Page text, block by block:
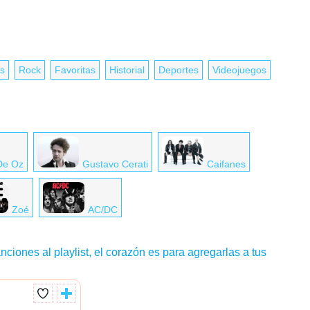
Rock Favoritas Historial Deportes Videojuegos
Oz Gustavo Cerati Caifanes
Zoé AC/DC
al playlist, el corazón es para agregarlas a tus